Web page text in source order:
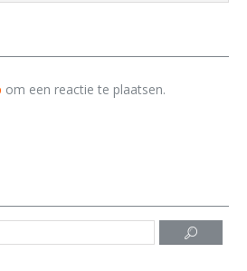
om een reactie te plaatsen.